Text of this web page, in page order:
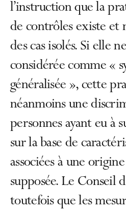
l’instruction que la
de contrôles existe et
des cas isolés. Si elle
considérée comme «
généralisée », cette
néanmoins une
personnes ayant eu à
sur la base de
associées à une
supposée. Le Conseil
toutefois que les